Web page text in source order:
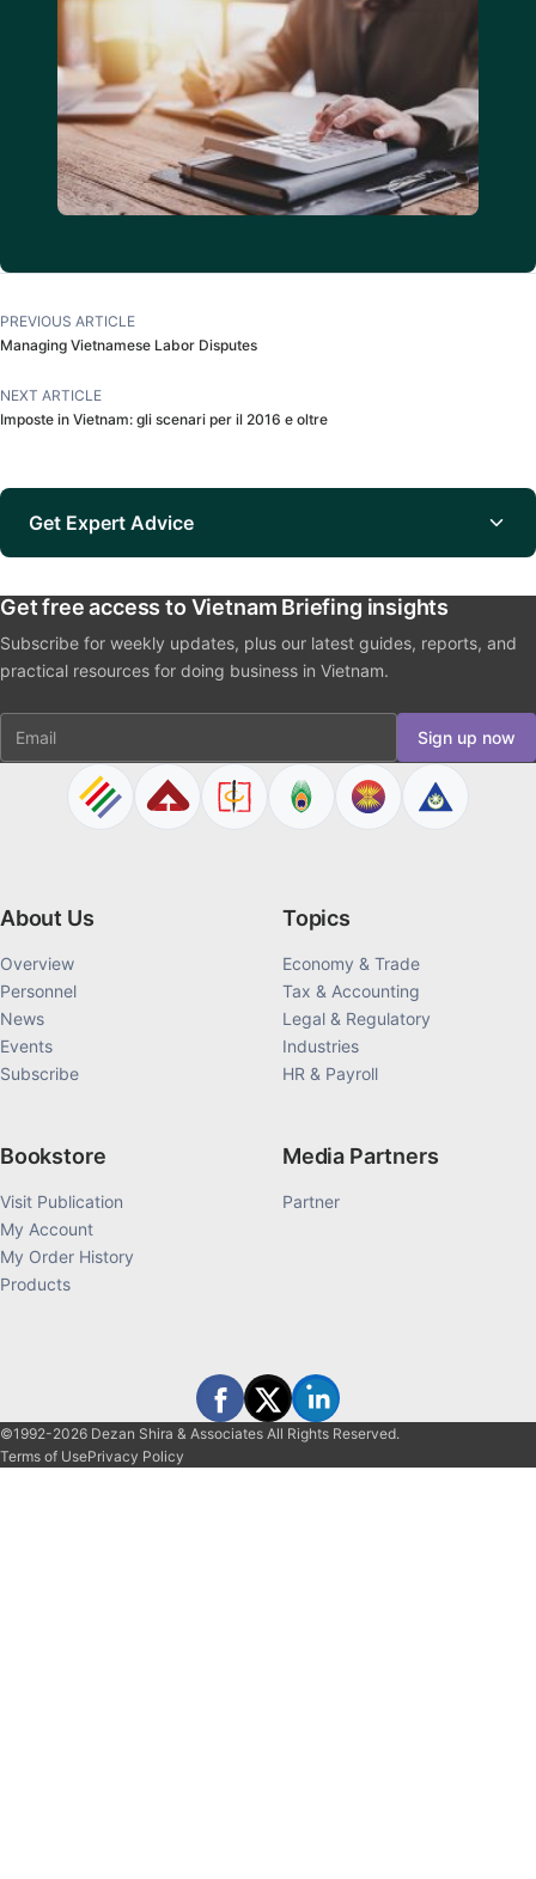
PREVIOUS ARTICLE
Managing Vietnamese Labor Disputes
NEXT ARTICLE
Imposte in Vietnam: gli scenari per il 2016 e oltre
Get Expert Advice
Get free access to Vietnam Briefing insights
Subscribe for weekly updates, plus our latest guides, reports, and
practical resources for doing business in Vietnam.
Email Sign up now
About Us
Overview
Personnel
News
Events
Subscribe
Topics
Economy & Trade
Tax & Accounting
Legal & Regulatory
Industries
HR & Payroll
Bookstore
Visit Publication
My Account
My Order History
Products
Media Partners
Partner
©1992-2026 Dezan Shira & Associates All Rights Reserved.
Terms of UsePrivacy Policy